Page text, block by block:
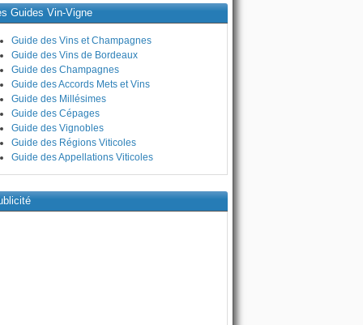
Guides Vin-Vigne
Guide des Vins et Champagnes
Guide des Vins de Bordeaux
Guide des Champagnes
Guide des Accords Mets et Vins
Guide des Millésimes
Guide des Cépages
Guide des Vignobles
Guide des Régions Viticoles
Guide des Appellations Viticoles